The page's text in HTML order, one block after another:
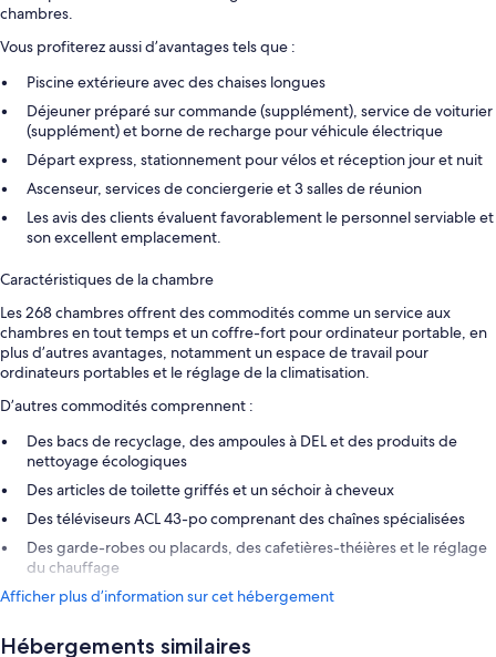
chambres.
Vous profiterez aussi d’avantages tels que :
Piscine extérieure avec des chaises longues
Déjeuner préparé sur commande (supplément), service de voiturier
(supplément) et borne de recharge pour véhicule électrique
Départ express, stationnement pour vélos et réception jour et nuit
Ascenseur, services de conciergerie et 3 salles de réunion
Les avis des clients évaluent favorablement le personnel serviable et
son excellent emplacement.
Caractéristiques de la chambre
Les 268 chambres offrent des commodités comme un service aux
chambres en tout temps et un coffre-fort pour ordinateur portable, en
plus d’autres avantages, notamment un espace de travail pour
ordinateurs portables et le réglage de la climatisation.
D’autres commodités comprennent :
Des bacs de recyclage, des ampoules à DEL et des produits de
nettoyage écologiques
Des articles de toilette griffés et un séchoir à cheveux
Des téléviseurs ACL 43-po comprenant des chaînes spécialisées
Des garde-robes ou placards, des cafetières-théières et le réglage
du chauffage
Afficher plus d’information sur cet hébergement
Hébergements similaires